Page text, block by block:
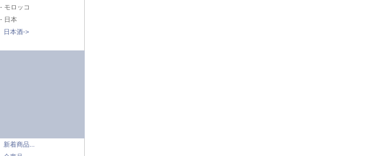
- モロッコ
- 日本
日本酒->
新着商品...